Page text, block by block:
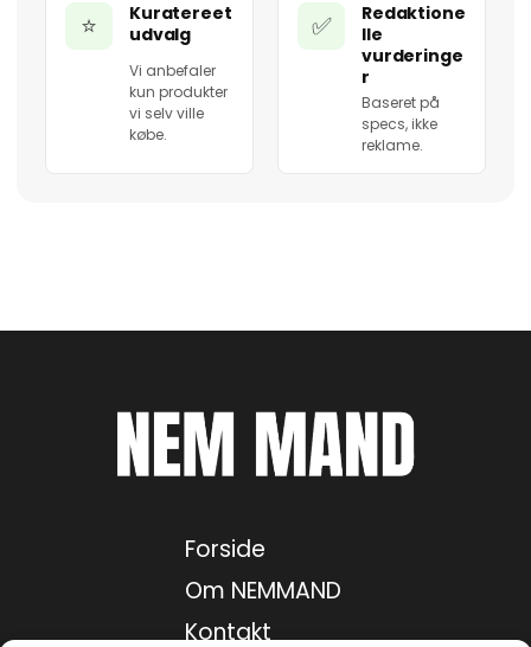
⭐
Kuratereet
udvalg
Vi anbefaler
kun produkter
vi selv ville
købe.
✅
Redaktione
lle
vurderinge
r
Baseret på
specs, ikke
reklame.
Forside
Om NEMMAND
Kontakt